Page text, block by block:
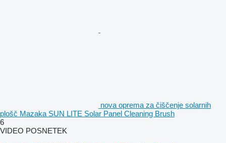
nova oprema za čiščenje solarnih
plošč Mazaka SUN LITE Solar Panel Cleaning Brush
6
VIDEO POSNETEK